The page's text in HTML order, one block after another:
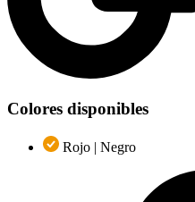
Colores disponibles
Rojo | Negro